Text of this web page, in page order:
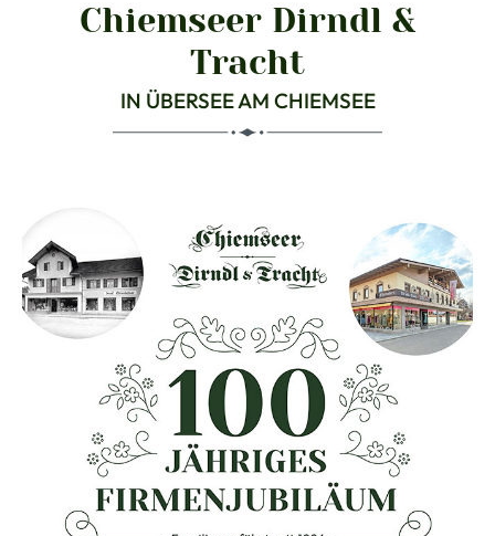
Chiemseer Dirndl &
Tracht
IN ÜBERSEE AM CHIEMSEE